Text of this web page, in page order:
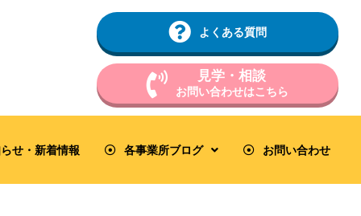
よくある質問
見学・相談
お問い合わせはこちら
せ・新着情報 各事業所ブログ お問い合わせ